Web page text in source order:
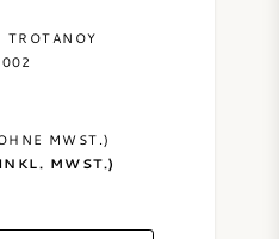
TROTANOY
MWST.)
MWST.)